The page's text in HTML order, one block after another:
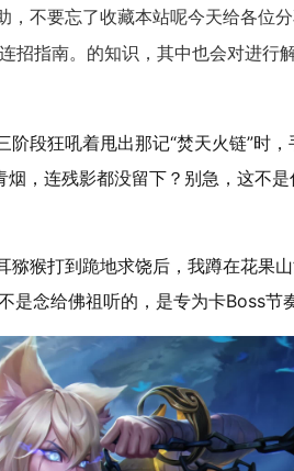
，不要忘了收藏本站呢今天给各位
招指南。的知识，其中也会对进行
段狂吼着甩出那记“焚天火链”时
，连残影都没留下？别急，这不
猴打到跪地求饶后，我蹲在花果山
是念给佛祖听的，是专为卡Boss节